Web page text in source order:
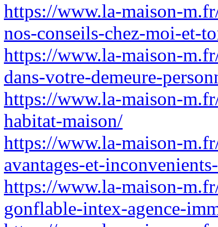
https://www.la-maison-
nos-conseils-chez-moi-et-
https://www.la-maison-
dans-votre-demeure-
https://www.la-maison-
habitat-maison/
https://www.la-maison-
avantages-et-
https://www.la-maison-
gonflable-intex-agence-